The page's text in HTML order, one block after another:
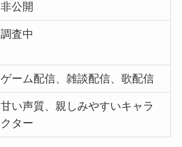
非公開
調査中
ゲーム配信、雑談配信、歌配信
甘い声質、親しみやすいキャラ
クター